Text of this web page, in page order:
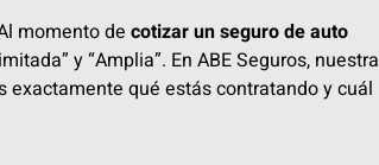
momento de cotizar un seguro de auto
y “Amplia”. En ABE Seguros, nuestra
qué estás contratando y cuál